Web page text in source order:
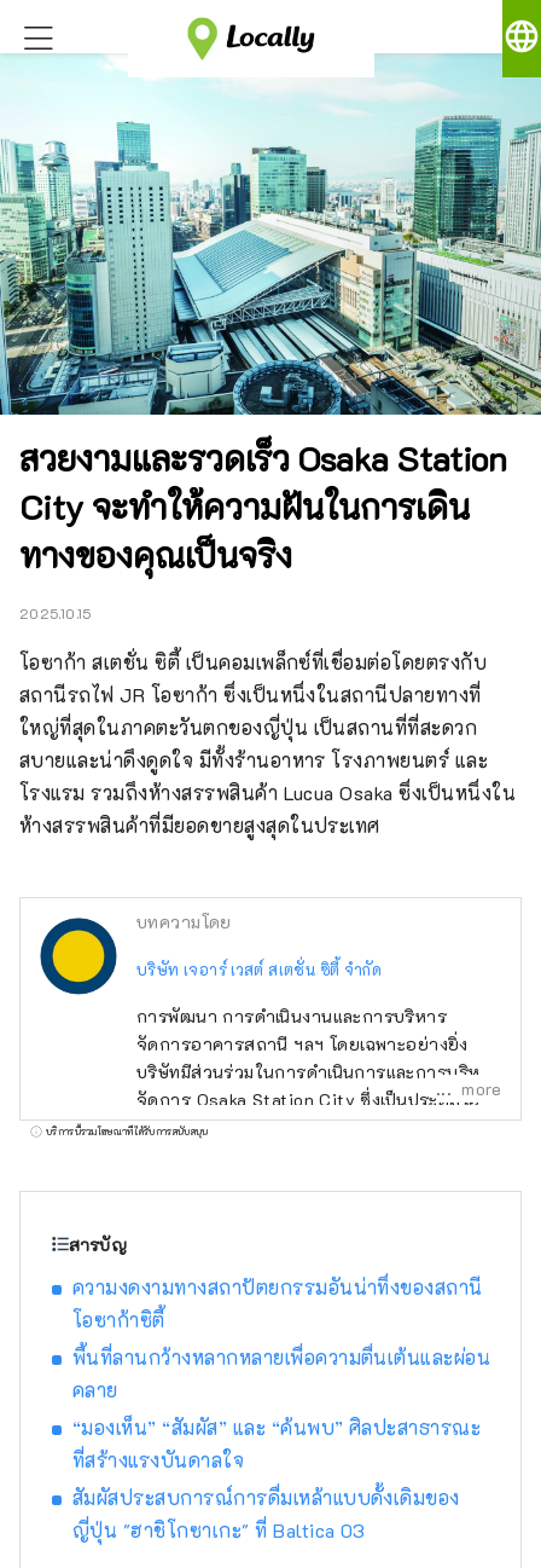
language
สวยงามและรวดเร็ว Osaka Station
City จะทำให้ความฝันในการเดิน
ทางของคุณเป็นจริง
2025.10.15
โอซาก้า สเตชั่น ซิตี้ เป็นคอมเพล็กซ์ที่เชื่อมต่อโดยตรงกับ
สถานีรถไฟ JR โอซาก้า ซึ่งเป็นหนึ่งในสถานีปลายทางที่
ใหญ่ที่สุดในภาคตะวันตกของญี่ปุ่น เป็นสถานที่ที่สะดวก
สบายและน่าดึงดูดใจ มีทั้งร้านอาหาร โรงภาพยนตร์ และ
โรงแรม รวมถึงห้างสรรพสินค้า Lucua Osaka ซึ่งเป็นหนึ่งใน
ห้างสรรพสินค้าที่มียอดขายสูงสุดในประเทศ
บทความโดย
บริษัท เจอาร์ เวสต์ สเตชั่น ซิตี้ จำกัด
การพัฒนา การดำเนินงานและการบริหาร
จัดการอาคารสถานี ฯลฯ โดยเฉพาะอย่างยิ่ง
บริษัทมีส่วนร่วมในการดำเนินการและการบริหาร
จัดการ Osaka Station City ซึ่งเป็นประตูสู่โอ
ซาก้า
more
บริการนี้รวมโฆษณาที่ได้รับการสนับสนุน
สารบัญ
ความงดงามทางสถาปัตยกรรมอันน่าทึ่งของสถานี
โอซาก้าซิตี้
พื้นที่ลานกว้างหลากหลายเพื่อความตื่นเต้นและผ่อน
คลาย
“มองเห็น” “สัมผัส” และ “ค้นพบ” ศิลปะสาธารณะ
ที่สร้างแรงบันดาลใจ
สัมผัสประสบการณ์การดื่มเหล้าแบบดั้งเดิมของ
ญี่ปุ่น "ฮาชิโกซาเกะ" ที่ Baltica 03